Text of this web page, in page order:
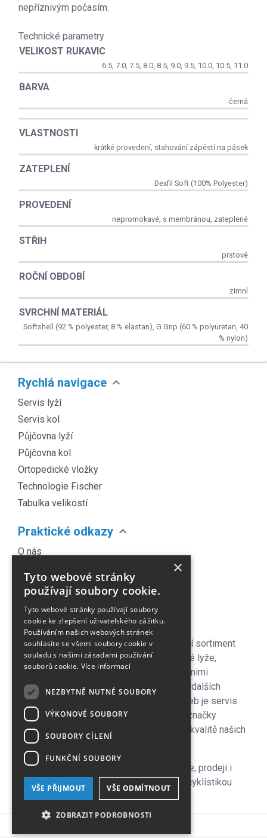
nepříznivým počasím.
Technické parametry
VELIKOST RUKAVIC
6.5, 7.0, 7.5, 8.0, 8.5, 9.0, 9.5, 10.0, 10.5, 11.0
BARVA
černá
VLASTNOSTI
krátké provedení, stahování zápěstí na pásek
ZATEPLENÍ
Dexfil Soft (100% Polyester)
PROVEDENÍ
nepromokavé, s membránou, zateplené
STŘIH
prstové
ROČNÍ OBDOBÍ
zimní
SVRCHNÍ MATERIÁL
Softshell (92 % polyester, 8 % elastan), G Grip (60 % polyuretan, 40
% nylon)
Rychlá navigace expand_more
Servis lyží
Servis kol
Půjčovna lyží
Půjčovna kol
Ortopedické vložky
Technologie Fischer
Tabulka velikostí
Praktické odkazy expand_more
O nás
Obchodní podmínky
Kontakt
Pro naše zákazníky je připraven kompletní sortiment
lyžařského vybavení - sjezdové a bežecké lyže,
lyžařské a běžecké boty, snowboardy a s nimi
související vybavení, oblečení a celá řada dalších
doplňků. Důležitou součástí zimních služeb je servis
lyží i snowboardů na špičkových strojích značky
Wintersteiger zkušenými servismeny. Na kvalitě našich
servisů si velmi zakládáme!
V letní sezoně se plně věnujeme cyklistice, prodeji i
servisu kol a nabízíme veškeré služby s cyklistikou
související, včetně půjčovny.
×
Tyto webové stránky
používají soubory cookie.
Tyto webové stránky používají soubory
cookie ke zlepšení uživatelského zážitku.
Používáním našich webových stránek
souhlasíte se všemi soubory cookie v
souladu s našimi zásadami používání
souborů cookie. Více informací
NEZBYTNĚ NUTNÉ SOUBORY
VÝKONOVÉ SOUBORY
SOUBORY CÍLENÍ
FUNKČNÍ SOUBORY
VŠE PŘIJMOUT VŠE ODMÍTNOUT
ZOBRAZIT PODROBNOSTI